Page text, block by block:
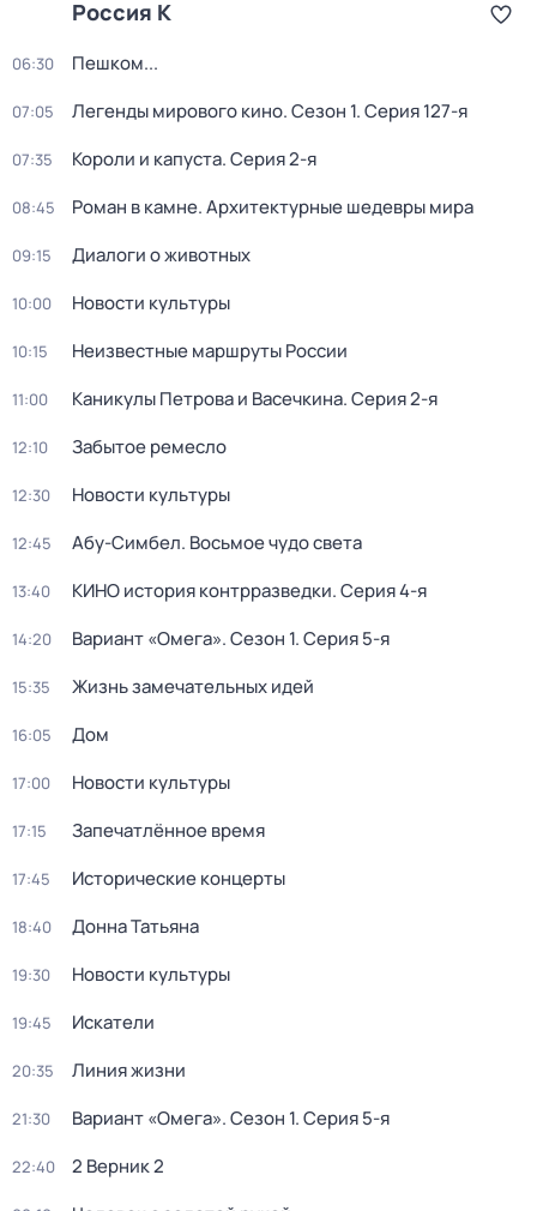
Россия К
06:30 Пешком...
07:05 Легенды мирового кино. Сезон 1. Серия 127-я
07:35 Короли и капуста. Серия 2-я
08:45 Роман в камне. Архитектурные шедевры мира
09:15 Диалоги о животных
10:00 Новости культуры
10:15 Неизвестные маршруты России
11:00 Каникулы Петрова и Васечкина. Серия 2-я
12:10 Забытое ремесло
12:30 Новости культуры
12:45 Абу-Симбел. Восьмое чудо света
13:40 КИНО история контрразведки. Серия 4-я
14:20 Вариант «Омега». Сезон 1. Серия 5-я
15:35 Жизнь замечательных идей
16:05 Дом
17:00 Новости культуры
17:15 Запечатлённое время
17:45 Исторические концерты
18:40 Донна Татьяна
19:30 Новости культуры
19:45 Искатели
20:35 Линия жизни
21:30 Вариант «Омега». Сезон 1. Серия 5-я
22:40 2 Верник 2